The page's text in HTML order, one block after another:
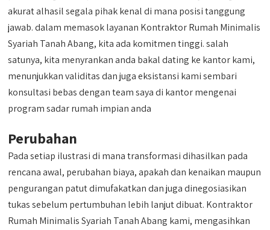
akurat alhasil segala pihak kenal di mana posisi tanggung
jawab. dalam memasok layanan Kontraktor Rumah Minimalis
Syariah Tanah Abang, kita ada komitmen tinggi. salah
satunya, kita menyrankan anda bakal dating ke kantor kami,
menunjukkan validitas dan juga eksistansi kami sembari
konsultasi bebas dengan team saya di kantor mengenai
program sadar rumah impian anda
Perubahan
Pada setiap ilustrasi di mana transformasi dihasilkan pada
rencana awal, perubahan biaya, apakah dan kenaikan maupun
pengurangan patut dimufakatkan dan juga dinegosiasikan
tukas sebelum pertumbuhan lebih lanjut dibuat. Kontraktor
Rumah Minimalis Syariah Tanah Abang kami, mengasihkan